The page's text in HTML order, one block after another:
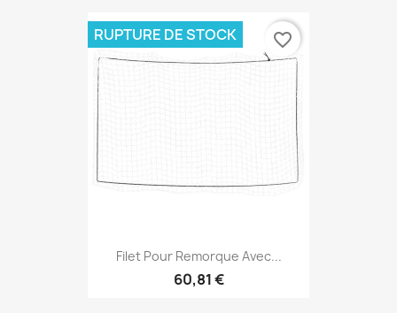
Filet Pour Remorque Avec...
60,81 €
RUPTURE DE STOCK favorite_border